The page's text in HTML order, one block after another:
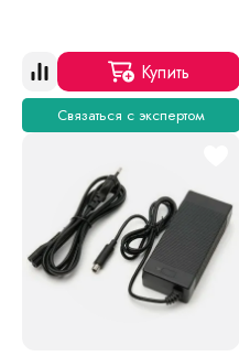
Купить
Связаться с экспертом